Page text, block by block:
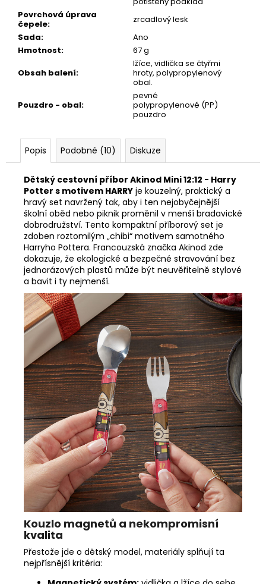
Povrchová úprava
čepele:
zrcadlový lesk
Sada:
Ano
Hmotnost:
67 g
Obsah balení:
lžíce, vidlička se čtyřmi
hroty, polypropylenový
obal.
Pouzdro - obal:
pevné
polypropylenové (PP)
pouzdro
Popis Podobné (10) Diskuze
Dětský cestovní příbor Akinod Mini 12:12 - Harry
Potter s motivem HARRY je kouzelný, praktický a
hravý set navržený tak, aby i ten nejobyčejnější
školní oběd nebo piknik proměnil v menší bradavické
dobrodružství. Tento kompaktní příborový set je
zdoben roztomilým „chibi“ motivem samotného
Harryho Pottera. Francouzská značka Akinod zde
dokazuje, že ekologické a bezpečné stravování bez
jednorázových plastů může být neuvěřitelně stylové
a bavit i ty nejmenší.
Kouzlo magnetů a nekompromisní
kvalita
Přestože jde o dětský model, materiály splňují ta
nejpřísnější kritéria:
Kč